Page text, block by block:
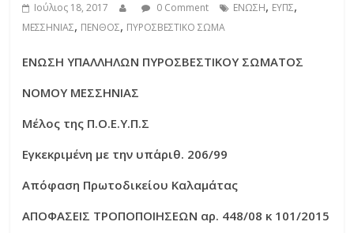
Ιούλιος 18, 2017 0 Comment ΕΝΩΣΗ, ΕΥΠΣ,
ΜΕΣΣΗΝΙΑΣ, ΠΕΝΘΟΣ, ΠΥΡΟΣΒΕΣΤΙΚΟ ΣΩΜΑ
ΕΝΩΣΗ ΥΠΑΛΛΗΛΩΝ ΠΥΡΟΣΒΕΣΤΙΚΟΥ ΣΩΜΑΤΟΣ
ΝΟΜΟΥ ΜΕΣΣΗΝΙΑΣ
Μέλος της Π.Ο.Ε.Υ.Π.Σ
Εγκεκριμένη με την υπ΄αριθ. 206/99
Απόφαση Πρωτοδικείου Καλαμάτας
ΑΠΟΦΑΣΕΙΣ ΤΡΟΠΟΠΟΙΗΣΕΩΝ αρ. 448/08 κ 101/2015